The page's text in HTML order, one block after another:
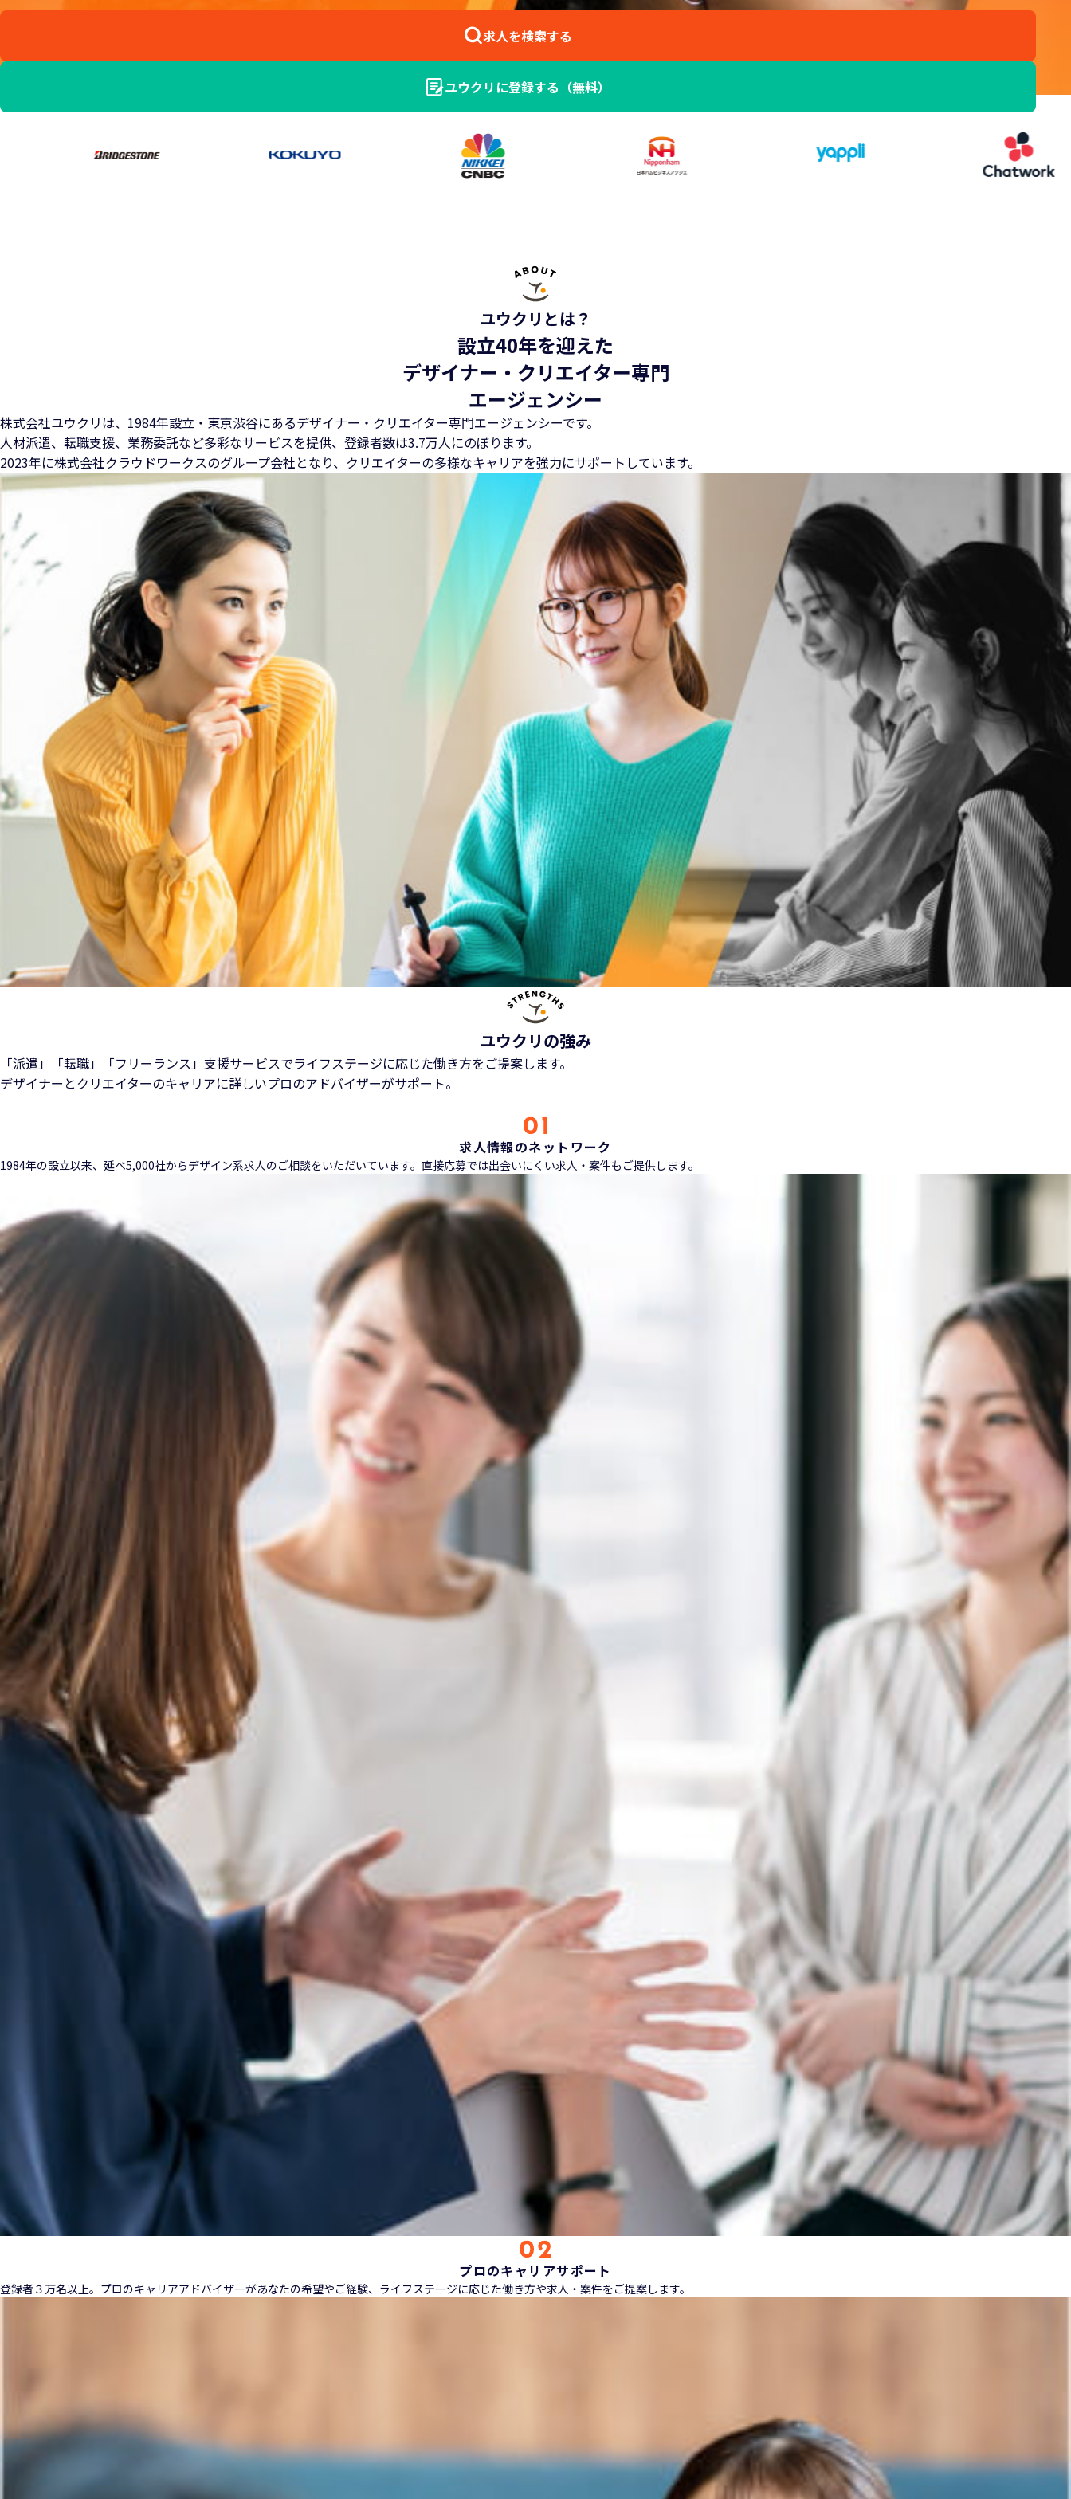
求人を検索する
ユウクリに登録する（無料）
法人の方はこちら ＞
ユウクリとは？
設立40年を迎えた
デザイナー・クリエイター専門
エージェンシー
株式会社ユウクリは、1984年設立・東京渋谷にあるデザイナー・クリエイター専門エージェンシーです。
人材派遣、転職支援、業務委託など多彩なサービスを提供、 登録者数は3.7万人にのぼります。
2023年に株式会社クラウドワークスのグループ会社となり、 クリエイターの多様なキャリアを強力にサポートしています。
ユウクリの強み
「派遣」「転職」「フリーランス」支援サービスでライフステージに応じた働き方をご提案します。
デザイナーとクリエイターのキャリアに詳しいプロのアドバイザーがサポート。
求人情報のネットワーク
1984年の設立以来、延べ5,000社からデザイン系求人のご相談をいただいています。直接応募では出会いにくい求人・案件もご提供します。
プロのキャリアサポート
登録者３万名以上。プロのキャリアアドバイザーがあなたの希望やご経験、ライフステージに応じた働き方や求人・案件をご提案します。